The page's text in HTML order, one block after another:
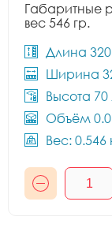
Габаритные
вес 546 гр.
Длина
Ширина
Высота
Объём
Вес: 0.546